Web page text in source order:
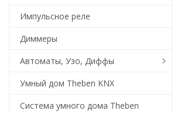
Импульсное реле
Диммеры
Автоматы, Узо, Диффы
Умный дом Theben KNX
Система умного дома Theben